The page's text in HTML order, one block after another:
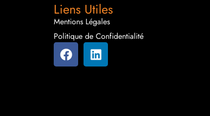
Liens Utiles
Mentions Légales
Politique de Confidentialité